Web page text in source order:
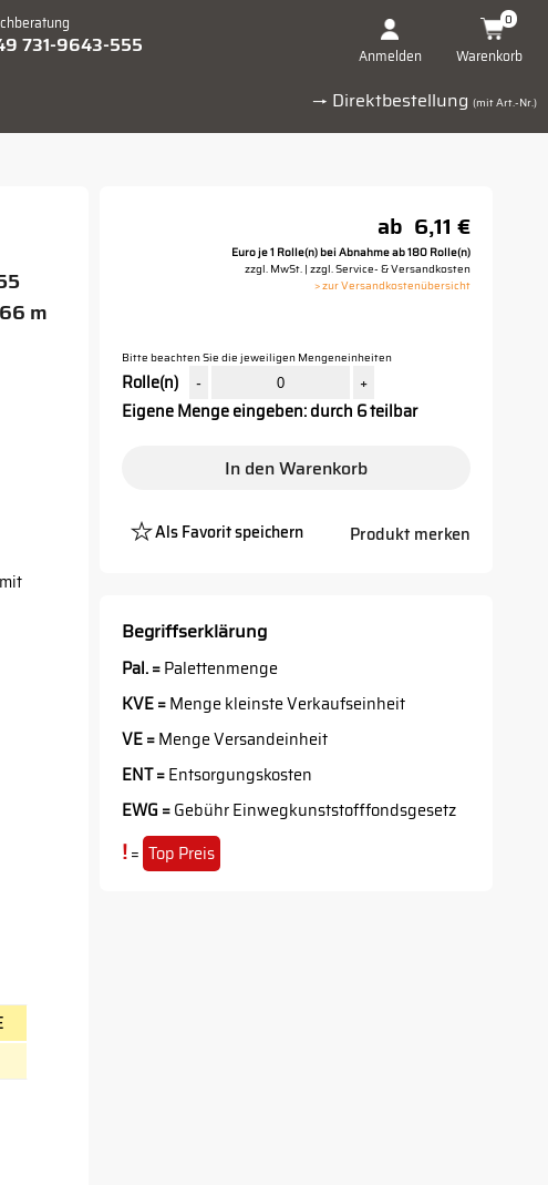
731-9643-555 Anmelden Warenkorb
0
→ Direktbestellung (mit Art.-Nr.)
m
ab 6,11 €
Euro je 1 Rolle(n) bei Abnahme ab 180 Rolle(n)
zzgl. MwSt. | zzgl. Service- & Versandkosten
> zur Versandkostenübersicht
Bitte beachten Sie die jeweiligen Mengeneinheiten
Rolle(n) - +
Eigene Menge eingeben: durch 6 teilbar
In den Warenkorb
Als Favorit speichern
Platzhalter
Produkt merken
Begriffserklärung
Pal. =Palettenmenge
KVE =Menge kleinste Verkaufseinheit
VE =Menge Versandeinheit
ENT =Entsorgungskosten
EWG =Gebühr Einwegkunststofffondsgesetz
!= Top Preis